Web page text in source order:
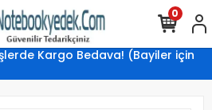
Kargo Bedava! (Bayiler için
0